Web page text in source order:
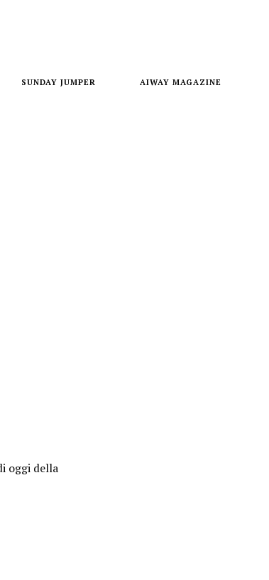
SUNDAY JUMPER AIWAY MAGAZINE
oggi della